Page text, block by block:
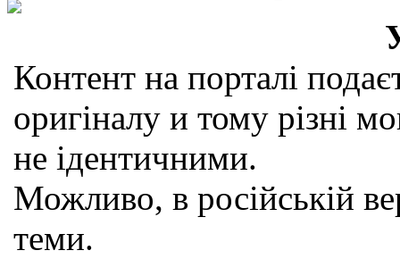
Контент на порталі
оригіналу и тому різні
не ідентичними.
Можливо, в російській
теми.